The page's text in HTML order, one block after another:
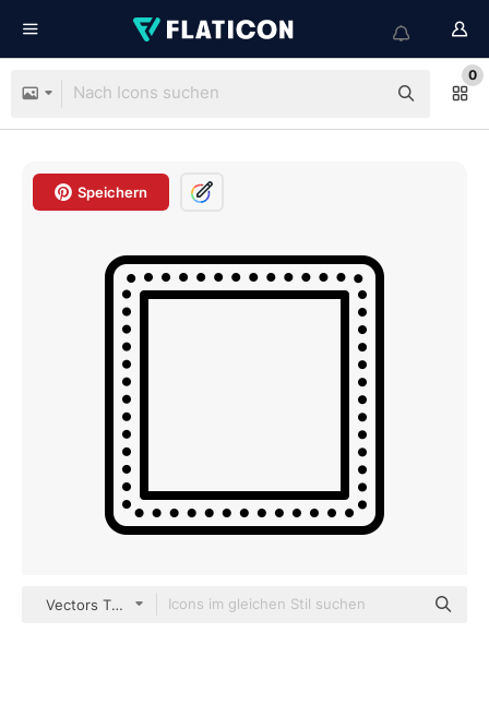
0
Speichern
Vectors Tank outline